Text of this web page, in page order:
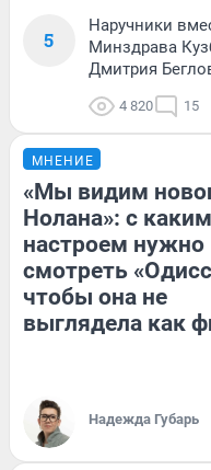
5
Наручники
Минздрава
Дмитрия
4 820 15
МНЕНИЕ
«Мы видим
Нолана»: с каким
настроем нужно
смотреть
чтобы она не
выглядела как
Надежда Губарь